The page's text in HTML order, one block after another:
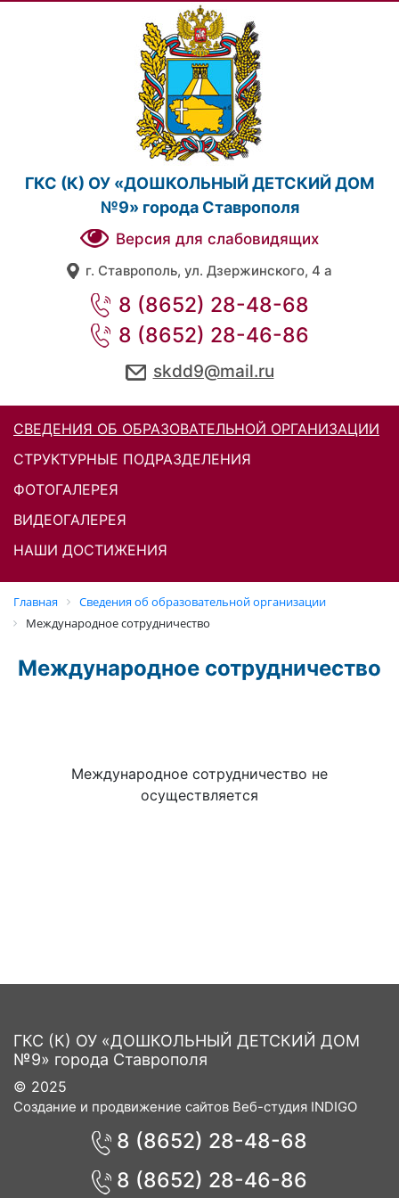
ГКС (К) ОУ «ДОШКОЛЬНЫЙ ДЕТСКИЙ ДОМ
№9» города Ставрополя
Версия для слабовидящих
г. Ставрополь, ул. Дзержинского, 4 а
8 (8652) 28-48-68
8 (8652) 28-46-86
skdd9@mail.ru
СВЕДЕНИЯ ОБ ОБРАЗОВАТЕЛЬНОЙ ОРГАНИЗАЦИИ
СТРУКТУРНЫЕ ПОДРАЗДЕЛЕНИЯ
ФОТОГАЛЕРЕЯ
ВИДЕОГАЛЕРЕЯ
НАШИ ДОСТИЖЕНИЯ
Главная
Cведения об образовательной организации
Международное сотрудничество
Международное сотрудничество
Международное сотрудничество не
осуществляется
ГКС (К) ОУ «ДОШКОЛЬНЫЙ ДЕТСКИЙ ДОМ
№9» города Ставрополя
© 2025
Создание и продвижение сайтов Веб-студия INDIGO
8 (8652) 28-48-68
8 (8652) 28-46-86